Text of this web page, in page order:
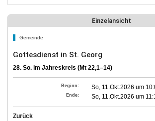
Einzelansicht
Gemeinde
Gottesdienst in St. Georg
28. So. im Jahreskreis (Mt 22,1–14)
Beginn: So, 11.Okt.2026 um
Ende: So, 11.Okt.2026 um
Zurück